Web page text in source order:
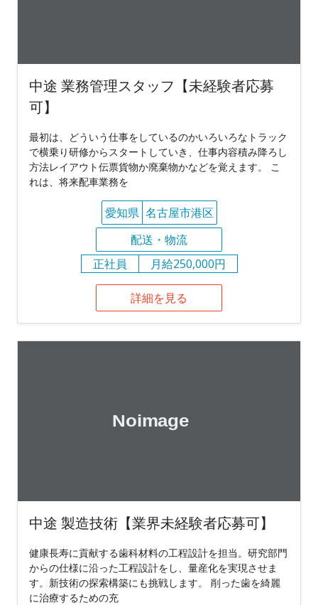
中途 業務管理スタッフ【未経験者応募
可】
最初は、どういう仕事をしているのかいろいろなトラック
で横乗り研修からスタートしていき、仕事内容積み降ろし
方法レイアウト伝票貨物か廃棄物かなどを覚えます。 こ
れは、将来配車業務を
愛知県 名古屋市港区
配送・物流
正社員
月給250,000円
詳細を見る
中途 製造技術【業界未経験者応募可】
健康長寿に貢献する歯科材料の工程設計を担当。研究部門
からの仕様に沿った工程設計をし、量産化を実現させま
す。新技術の探索構築にも挑戦します。 削った歯を綺麗
に治療するための充